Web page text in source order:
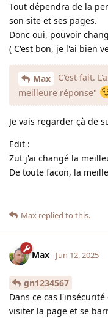
Tout dépendra de la
son site et ses pages.
Donc oui, pouvoir
( C'est bon, je l'ai bien
Max
C'est fait.
meilleure réponse"
Je vais regarder çà de
Edit :
Zut j'ai changé la
De toute facon, la
Max replied to this.
Max Jun 12, 2025
gn1234567
Dans ce cas
visiter la page et se